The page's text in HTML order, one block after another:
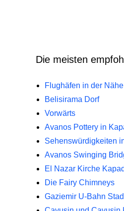
Die meisten
Flughäfen in der
Belisirama Dorf
Vorwärts
Avanos Pottery in
Sehenswürdigkeiten
Avanos Swinging
El Nazar Kirche
Die Fairy Chimneys
Gaziemir U-Bahn